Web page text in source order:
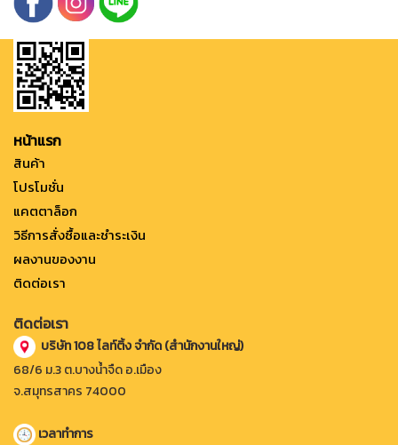
หน้าแรก
สินค้า
โปรโมชั่น
แคตตาล็อก
วิธีการสั่งซื้อและชำระเงิน
ผลงานของงาน
ติดต่อเรา
ติดต่อเรา
บริษัท 108 ไลท์ติ้ง จำกัด (สำนักงานใหญ่)
68/6 ม.3 ต.บางน้ำจืด อ.เมือง
จ.สมุทรสาคร 74000
เวลาทำการ